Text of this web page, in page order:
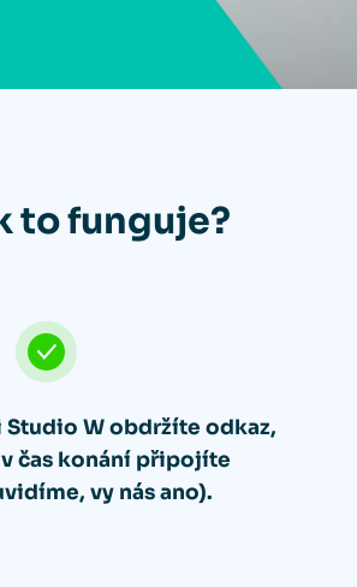
to funguje?
Studio W obdržíte odkaz,
čas konání připojíte
vy nás ano).